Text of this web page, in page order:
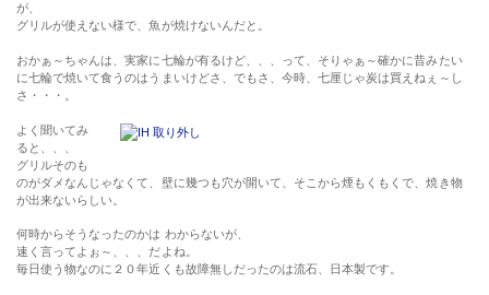
が、
グリルが使えない様で、魚が焼けないんだと。
おかぁ～ちゃんは、実家に七輪が有るけど、、、って、そりゃぁ～確かに昔みたい
に七輪で焼いて食うのはうまいけどさ、でもさ、今時、七厘じゃ炭は買えねぇ～し
さ・・・。
よく聞いてみ
ると、、、
グリルそのも
のがダメなんじゃなくて、壁に幾つも穴が開いて、そこから煙もくもくで、焼き物
が出来ないらしい。
何時からそうなったのかは わからないが、
速く言ってよぉ～、、、だよね。
毎日使う物なのに２０年近くも故障無しだったのは流石、日本製です。